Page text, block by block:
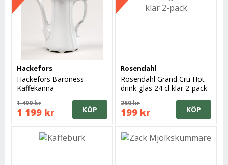
Hackefors
Hackefors Baroness
Kaffekanna
1 499 kr
1 199 kr KÖP
Rosendahl
Rosendahl Grand Cru Hot
drink-glas 24 cl klar 2-pack
259 kr
199 kr KÖP